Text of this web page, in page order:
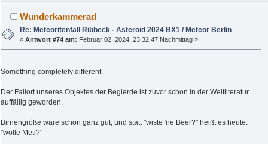
Wunderkammerad
Re: Meteoritenfall Ribbeck - Asteroid 2024 BX1 / Meteor Berlin
«Antwort #74 am: Februar 02, 2024, 23:32:47 Nachmittag »
Something completely different.
Der Fallort unseres Objektes der Begierde ist zuvor schon in der Weltliteratur
auffällig geworden.
Birnengröße wäre schon ganz gut, und statt "wiste 'ne Beer?" heißt es heute:
"wolle Meti?"